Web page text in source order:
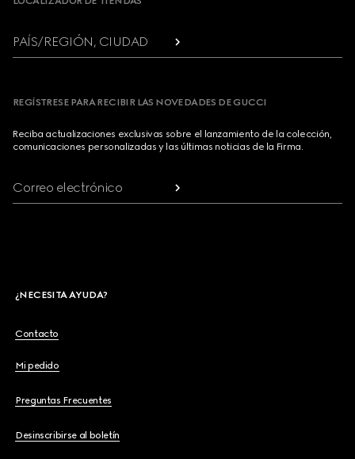
PAÍS/REGIÓN, CIUDAD
REGÍSTRESE PARA RECIBIR LAS NOVEDADES DE GUCCI
Reciba actualizaciones exclusivas sobre el lanzamiento de la colección,
comunicaciones personalizadas y las últimas noticias de la Firma.
Correo electrónico
¿NECESITA AYUDA?
Contacto
Mi pedido
Preguntas Frecuentes
Desinscribirse al boletín